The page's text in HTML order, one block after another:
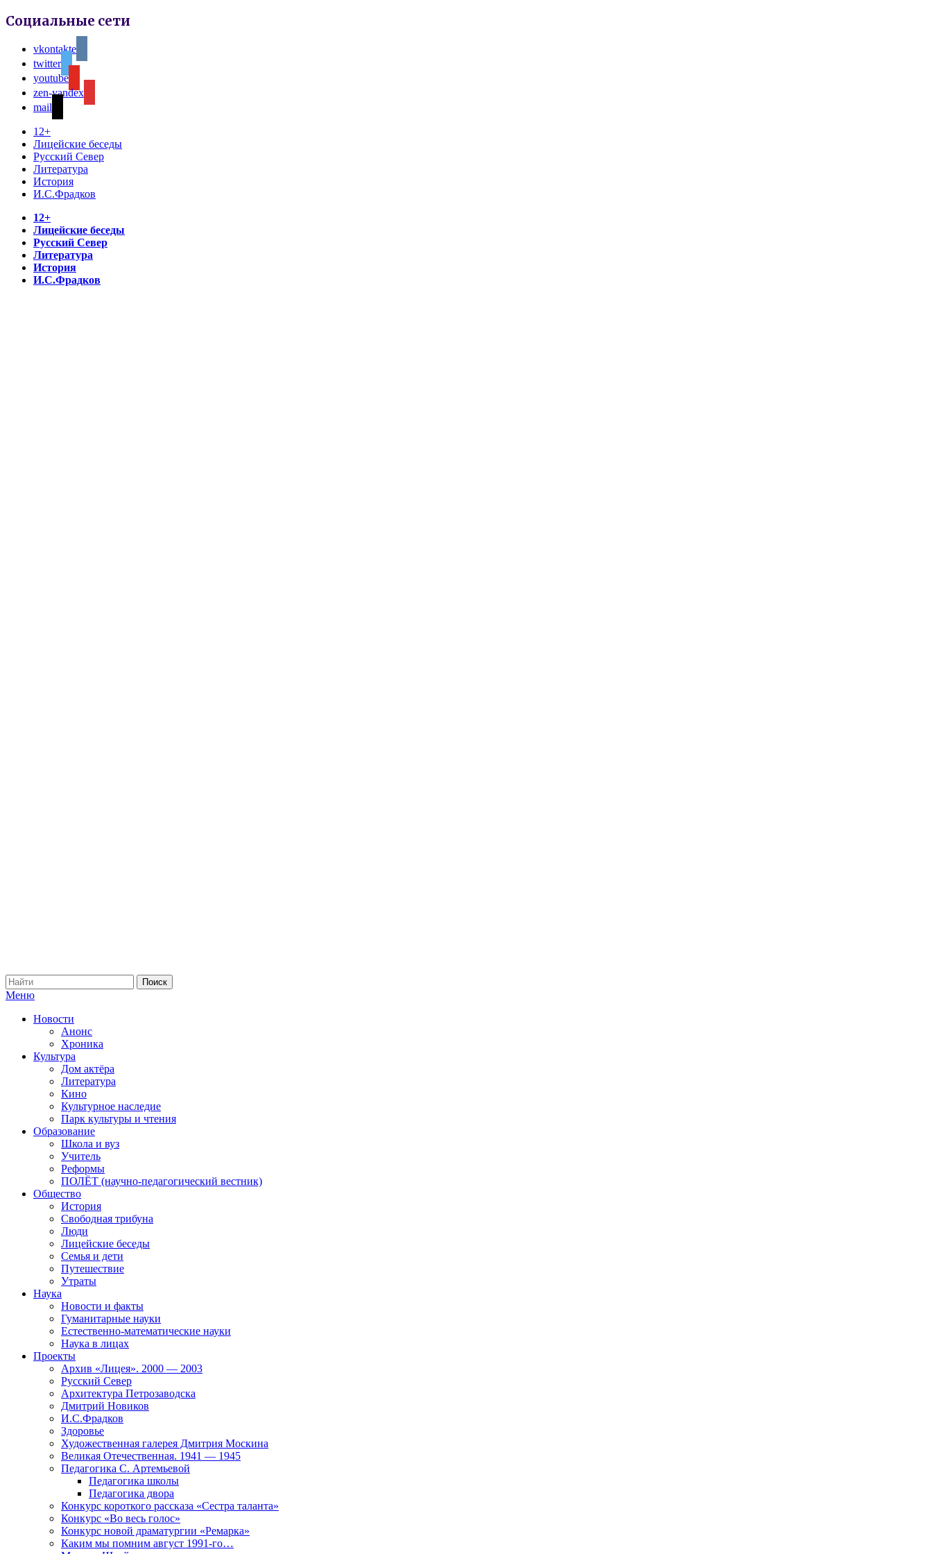
Социальные сети
vkontakte
twitter
youtube
zen-yandex
mail
12+
Лицейские беседы
Русский Север
Литература
История
И.С.Фрадков
12+
Лицейские беседы
Русский Север
Литература
История
И.С.Фрадков
Меню
Новости
Анонс
Хроника
Культура
Дом актёра
Литература
Кино
Культурное наследие
Парк культуры и чтения
Образование
Школа и вуз
Учитель
Реформы
ПОЛЁТ (научно-педагогический вестник)
Общество
История
Свободная трибуна
Люди
Лицейские беседы
Семья и дети
Путешествие
Утраты
Наука
Новости и факты
Гуманитарные науки
Естественно-математические науки
Наука в лицах
Проекты
Архив «Лицея». 2000 — 2003
Русский Север
Архитектура Петрозаводска
Дмитрий Новиков
И.С.Фрадков
Здоровье
Художественная галерея Дмитрия Москина
Великая Отечественная. 1941 — 1945
Педагогика С. Артемьевой
Педагогика школы
Педагогика двора
Конкурс короткого рассказа «Сестра таланта»
Конкурс «Во весь голос»
Конкурс новой драматургии «Ремарка»
Каким мы помним август 1991-го…